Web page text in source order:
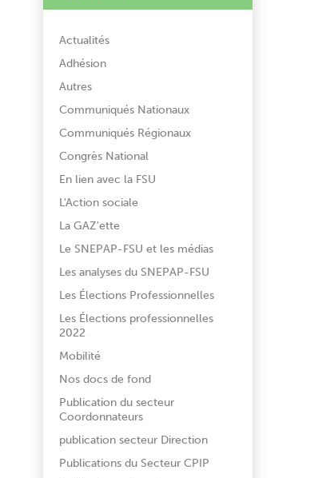
Actualités
Adhésion
Autres
Communiqués Nationaux
Communiqués Régionaux
Congrès National
En lien avec la FSU
L'Action sociale
La GAZ'ette
Le SNEPAP-FSU et les médias
Les analyses du SNEPAP-FSU
Les Élections Professionnelles
Les Élections professionnelles
2022
Mobilité
Nos docs de fond
Publication du secteur
Coordonnateurs
publication secteur Direction
Publications du Secteur CPIP